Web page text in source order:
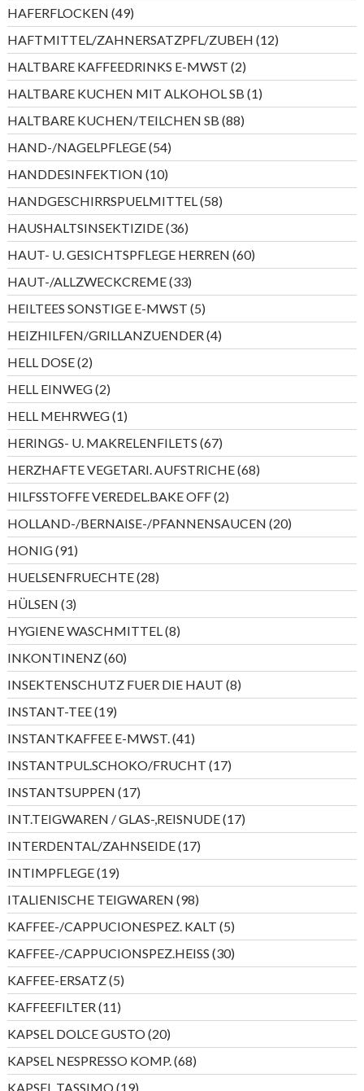
HAFERFLOCKEN 4949
Produkte
HAFTMITTEL/ZAHNERSATZPFL/ZUBEH 1212
Produkte
HALTBARE KAFFEEDRINKS E-MWST 22
Produkte
HALTBARE KUCHEN MIT ALKOHOL SB 11
Produkt
HALTBARE KUCHEN/TEILCHEN SB 8888
Produkte
HAND-/NAGELPFLEGE 5454
Produkte
HANDDESINFEKTION 1010
Produkte
HANDGESCHIRRSPUELMITTEL 5858
Produkte
HAUSHALTSINSEKTIZIDE 3636
Produkte
HAUT- U. GESICHTSPFLEGE HERREN 6060
Produkte
HAUT-/ALLZWECKCREME 3333
Produkte
HEILTEES SONSTIGE E-MWST 55
Produkte
HEIZHILFEN/GRILLANZUENDER 44
Produkte
HELL DOSE 22
Produkte
HELL EINWEG 22
Produkte
HELL MEHRWEG 11
Produkt
HERINGS- U. MAKRELENFILETS 6767
Produkte
HERZHAFTE VEGETARI. AUFSTRICHE 6868
Produkte
HILFSSTOFFE VEREDEL.BAKE OFF 22
Produkte
HOLLAND-/BERNAISE-/PFANNENSAUCEN 2020
Produkte
HONIG 9191
Produkte
HUELSENFRUECHTE 2828
Produkte
HÜLSEN 33
Produkte
HYGIENE WASCHMITTEL 88
Produkte
INKONTINENZ 6060
Produkte
INSEKTENSCHUTZ FUER DIE HAUT 88
Produkte
INSTANT-TEE 1919
Produkte
INSTANTKAFFEE E-MWST. 4141
Produkte
INSTANTPUL.SCHOKO/FRUCHT 1717
Produkte
INSTANTSUPPEN 1717
Produkte
INT.TEIGWAREN / GLAS-,REISNUDE 1717
Produkte
INTERDENTAL/ZAHNSEIDE 1717
Produkte
INTIMPFLEGE 1919
Produkte
ITALIENISCHE TEIGWAREN 9898
Produkte
KAFFEE-/CAPPUCIONESPEZ. KALT 55
Produkte
KAFFEE-/CAPPUCIONSPEZ.HEISS 3030
Produkte
KAFFEE-ERSATZ 55
Produkte
KAFFEEFILTER 1111
Produkte
KAPSEL DOLCE GUSTO 2020
Produkte
KAPSEL NESPRESSO KOMP. 6868
Produkte
KAPSEL TASSIMO 1919